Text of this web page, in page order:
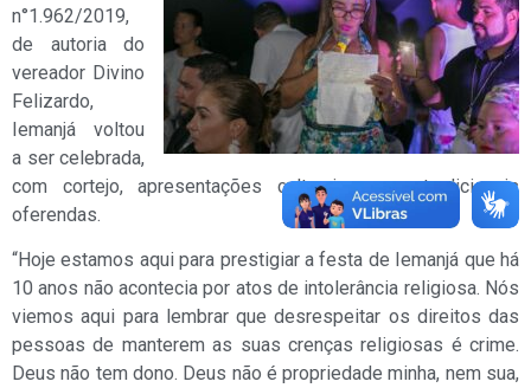
n°1.962/2019,
de autoria do
vereador Divino
Felizardo,
Iemanjá voltou
a ser celebrada,
com cortejo, apresentações culturais e as tradicionais
oferendas.
“Hoje estamos aqui para prestigiar a festa de Iemanjá que há
10 anos não acontecia por atos de intolerância religiosa. Nós
viemos aqui para lembrar que desrespeitar os direitos das
pessoas de manterem as suas crenças religiosas é crime.
Deus não tem dono. Deus não é propriedade minha, nem sua,